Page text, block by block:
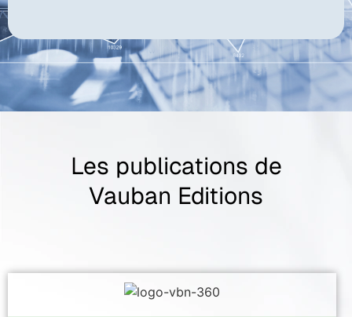
Les publications de
Vauban Editions